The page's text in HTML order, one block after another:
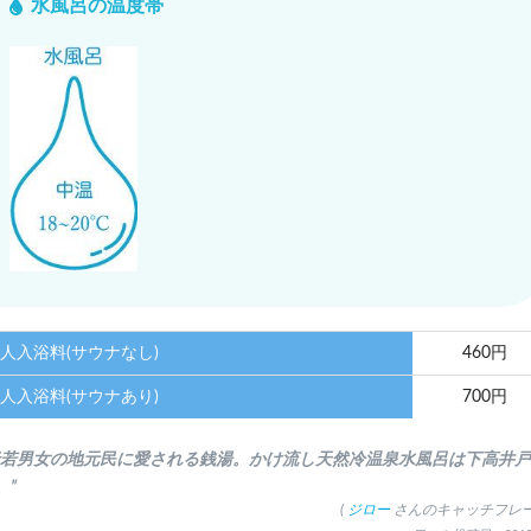
水風呂の温度帯
入浴料(サウナなし) 460円
入浴料(サウナあり) 700円
若男女の地元民に愛される銭湯。かけ流し天然冷温泉水風呂は下高井
”
( ジロー さんのキャッチフレ